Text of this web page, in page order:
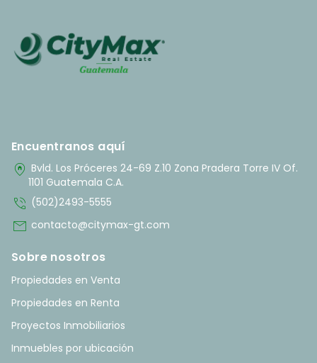
Encuentranos aquí
home_pin Bvld. Los Próceres 24-69 Z.10 Zona Pradera Torre IV Of.
1101 Guatemala C.A.
phone_in_talk (502)2493-5555
mail contacto@citymax-gt.com
Sobre nosotros
Propiedades en Venta
Propiedades en Renta
Proyectos Inmobiliarios
Inmuebles por ubicación